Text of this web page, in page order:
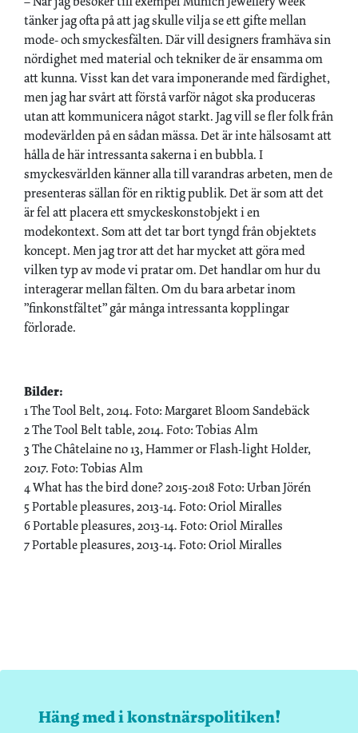
tänker jag ofta på att jag skulle vilja se ett gifte mellan
mode- och smyckesfälten. Där vill designers framhäva sin
nördighet med material och tekniker de är ensamma om
att kunna. Visst kan det vara imponerande med färdighet,
men jag har svårt att förstå varför något ska produceras
utan att kommunicera något starkt. Jag vill se fler folk från
modevärlden på en sådan mässa. Det är inte hälsosamt att
hålla de här intressanta sakerna i en bubbla. I
smyckesvärlden känner alla till varandras arbeten, men de
presenteras sällan för en riktig publik. Det är som att det
är fel att placera ett smyckeskonstobjekt i en
modekontext. Som att det tar bort tyngd från objektets
koncept. Men jag tror att det har mycket att göra med
vilken typ av mode vi pratar om. Det handlar om hur du
interagerar mellan fälten. Om du bara arbetar inom
”finkonstfältet” går många intressanta kopplingar
förlorade.
Bilder:
1 The Tool Belt, 2014. Foto: Margaret Bloom Sandebäck
2 The Tool Belt table, 2014. Foto: Tobias Alm
3 The Châtelaine no 13, Hammer or Flash-light Holder,
2017. Foto: Tobias Alm
4 What has the bird done? 2015-2018 Foto: Urban Jörén
5 Portable pleasures, 2013-14. Foto: Oriol Miralles
6 Portable pleasures, 2013-14. Foto: Oriol Miralles
7 Portable pleasures, 2013-14. Foto: Oriol Miralles
Häng med i konstnärspolitiken!